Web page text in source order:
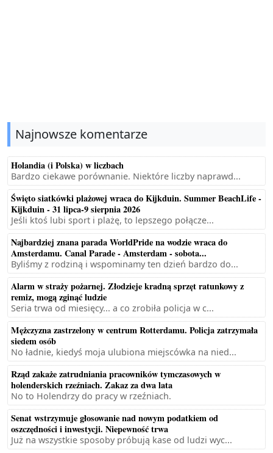
Najnowsze komentarze
Holandia (i Polska) w liczbach
Bardzo ciekawe porównanie. Niektóre liczby naprawd...
Święto siatkówki plażowej wraca do Kijkduin. Summer BeachLife -
Kijkduin - 31 lipca-9 sierpnia 2026
Jeśli ktoś lubi sport i plażę, to lepszego połącze...
Najbardziej znana parada WorldPride na wodzie wraca do
Amsterdamu. Canal Parade - Amsterdam - sobota...
Byliśmy z rodziną i wspominamy ten dzień bardzo do...
Alarm w straży pożarnej. Złodzieje kradną sprzęt ratunkowy z
remiz, mogą zginąć ludzie
Seria trwa od miesięcy... a co zrobiła policja w c...
Mężczyzna zastrzelony w centrum Rotterdamu. Policja zatrzymała
siedem osób
No ładnie, kiedyś moja ulubiona miejscówka na nied...
Rząd zakaże zatrudniania pracowników tymczasowych w
holenderskich rzeźniach. Zakaz za dwa lata
No to Holendrzy do pracy w rzeźniach.
Senat wstrzymuje głosowanie nad nowym podatkiem od
oszczędności i inwestycji. Niepewność trwa
Już na wszystkie sposoby próbują kase od ludzi wyc...